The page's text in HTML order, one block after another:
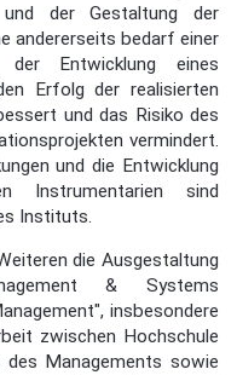
und der Gestaltung der
andererseits bedarf einer
der Entwicklung eines
Erfolg der realisierten
und das Risiko des
vermindert.
und die Entwicklung
Instrumentarien sind
Instituts.
die Ausgestaltung
& Systems
insbesondere
zwischen Hochschule
Managements sowie